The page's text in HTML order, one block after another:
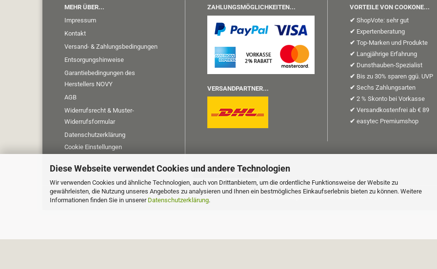
Diese Webseite verwendet Cookies und andere Technologien
Wir verwenden Cookies und ähnliche Technologien, auch von Drittanbietern, um die ordentliche Funktionsweise der Website zu
gewährleisten, die Nutzung unseres Angebotes zu analysieren und Ihnen ein bestmögliches Einkaufserlebnis bieten zu können. Weitere
Informationen finden Sie in unserer Datenschutzerklärung.
MEHR ÜBER...
Impressum
Kontakt
Versand- & Zahlungsbedingungen
Entsorgungshinweise
Garantiebedingungen des
Herstellers NOVY
AGB
Widerrufsrecht & Muster-
Widerrufsformular
Datenschutzerklärung
Cookie Einstellungen
ZAHLUNGSMÖGLICHKEITEN...
VERSANDPARTNER...
VORTEILE VON COOKONE...
✔ ShopVote: sehr gut
✔ Expertenberatung
✔ Top-Marken und Produkte
✔ Langjährige Erfahrung
✔ Dunsthauben-Spezialist
✔ Bis zu 30% sparen ggü. UVP
✔ Sechs Zahlungsarten
✔ 2 % Skonto bei Vorkasse
✔ Versandkostenfrei ab € 89
✔ easytec Premiumshop
Vertrag widerrufen
Onlineshop erstellen